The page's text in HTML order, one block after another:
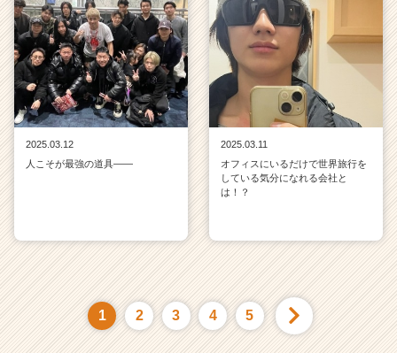
2025.03.12
人こそが最強の道具——
2025.03.11
オフィスにいるだけで世界旅行を
している気分になれる会社と
は！？
1 2 3 4 5